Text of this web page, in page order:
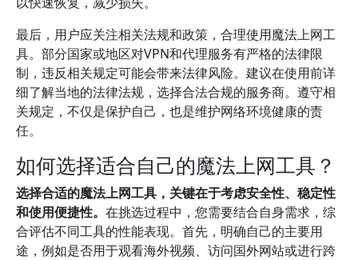
最后，用户应关注相关法规和政策，合理使用魔法上网工
具。部分国家或地区对VPN和代理服务有严格的法律限
制，违反相关规定可能会带来法律风险。建议在使用前详
细了解当地的法律法规，选择合法合规的服务商。遵守相
关规定，不仅是保护自己，也是维护网络环境健康的责
任。
如何选择适合自己的魔法上网工具？
选择合适的魔法上网工具，关键在于考虑安全性、稳定性
和使用便捷性。 在挑选过程中，您需要结合自身需求，综
合评估不同工具的性能表现。首先，明确自己的主要用
途，例如是否用于观看海外视频、访问国外网站或进行跨